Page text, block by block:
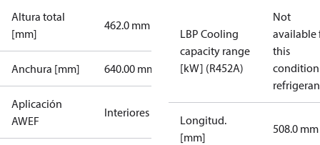
Altura total
[mm]
462.0 mm
Anchura [mm] 640.00 mm
Aplicación
AWEF
Interiores
LBP Cooling
capacity range
[kW] (R452A)
Not
available
this
Longitud.
[mm]
508.0 mm